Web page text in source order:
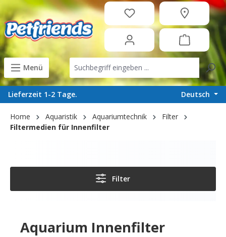
content
Menü
Lieferzeit 1-2 Tage. Deutsch
Home Aquaristik Aquariumtechnik
Filter
Filtermedien für Innenfilter
Filter
Aquarium Innenfilter